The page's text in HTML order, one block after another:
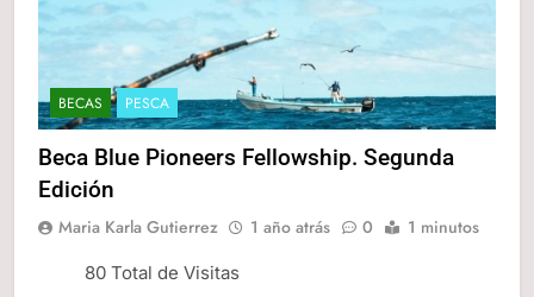
BECAS PESCA
Beca Blue Pioneers Fellowship. Segunda
Edición
Maria Karla Gutierrez 1 año atrás 0 1 minutos
80 Total de Visitas